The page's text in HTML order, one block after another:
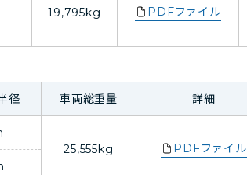
19,795kg
PDFファイル
径 車両総重量 詳細
25,555kg
PDFファイル